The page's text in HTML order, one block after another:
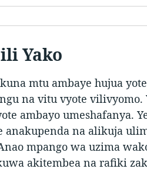
Yako
mtu ambaye hujua
na vitu vyote vilivyomo.
ambayo umeshafanya.
anakupenda na alikuja
mpango wa uzima
akitembea na rafiki